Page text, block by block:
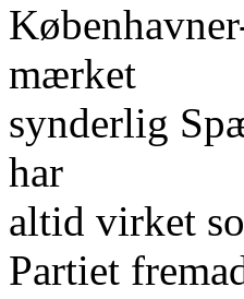
mærket
synderlig
har
altid virket
Partiet